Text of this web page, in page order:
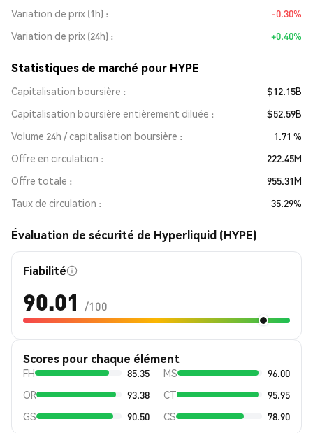
Variation de prix (1h)
-0.30%
Variation de prix (24h)
+0.40%
Statistiques de marché pour HYPE
Capitalisation boursière
$12.15B
Capitalisation boursière entièrement diluée
$52.59B
Volume 24h / capitalisation boursière
1.71 %
Offre en circulation
222.45M
Offre totale
955.31M
Taux de circulation
35.29%
Évaluation de sécurité de Hyperliquid (HYPE)
Fiabilité
90.01 /100
Scores pour chaque élément
FH 85.35 MS
96.00
OR
93.38 CT
95.95
GS
90.50 CS 78.90